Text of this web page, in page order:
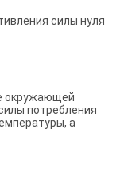
силы нуля
окружающей
потребления
а